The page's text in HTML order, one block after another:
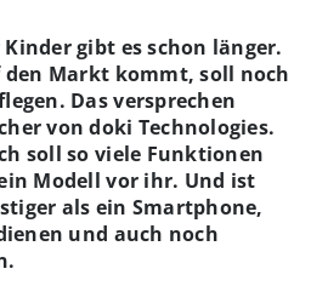
gibt es schon länger.
Markt kommt, soll noch
Das versprechen
von doki Technologies.
soll so viele Funktionen
Modell vor ihr. Und ist
als ein Smartphone,
und auch noch